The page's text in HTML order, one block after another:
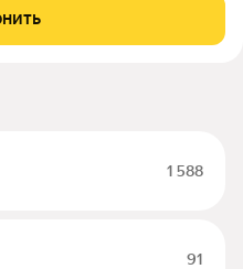
Престижная локация,
есть
1 588
91